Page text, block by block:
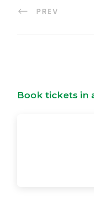
PREV
Book tickets in